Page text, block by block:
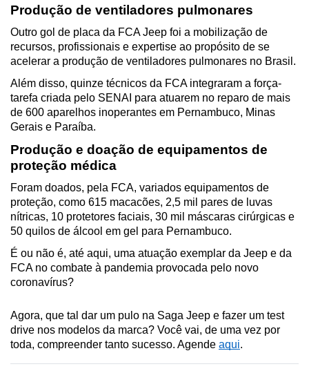
Produção de ventiladores pulmonares
Outro gol de placa da FCA Jeep foi a mobilização de
recursos, profissionais e expertise ao propósito de se
acelerar a produção de ventiladores pulmonares no Brasil.
Além disso, quinze técnicos da FCA integraram a força-
tarefa criada pelo SENAI para atuarem no reparo de mais
de 600 aparelhos inoperantes em Pernambuco, Minas
Gerais e Paraíba.
Produção e doação de equipamentos de
proteção médica
Foram doados, pela FCA, variados equipamentos de
proteção, como 615 macacões, 2,5 mil pares de luvas
nítricas, 10 protetores faciais, 30 mil máscaras cirúrgicas e
50 quilos de álcool em gel para Pernambuco.
É ou não é, até aqui, uma atuação exemplar da Jeep e da
FCA no combate à pandemia provocada pelo novo
coronavírus?
Agora, que tal dar um pulo na Saga Jeep e fazer um test
drive nos modelos da marca? Você vai, de uma vez por
toda, compreender tanto sucesso. Agende aqui.